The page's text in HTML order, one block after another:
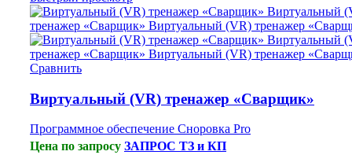
Сравнить
Виртуальный (VR) тренажер «Сварщик»
Программное обеспечение Сноровка Pro
Цена по запросуЗАПРОС ТЗ и КП